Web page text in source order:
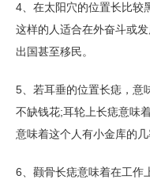
4、在太阳穴的位置长比较
这样的人适合在外奋斗或
出国甚至移民。
5、若耳垂的位置长痣，意
不缺钱花;耳轮上长痣意味
意味着这个人有小金库的几
6、颧骨长痣意味着在工作